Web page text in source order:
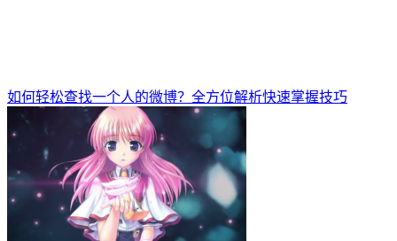
如何轻松查找一个人的微博？全方位解析快速掌握技巧